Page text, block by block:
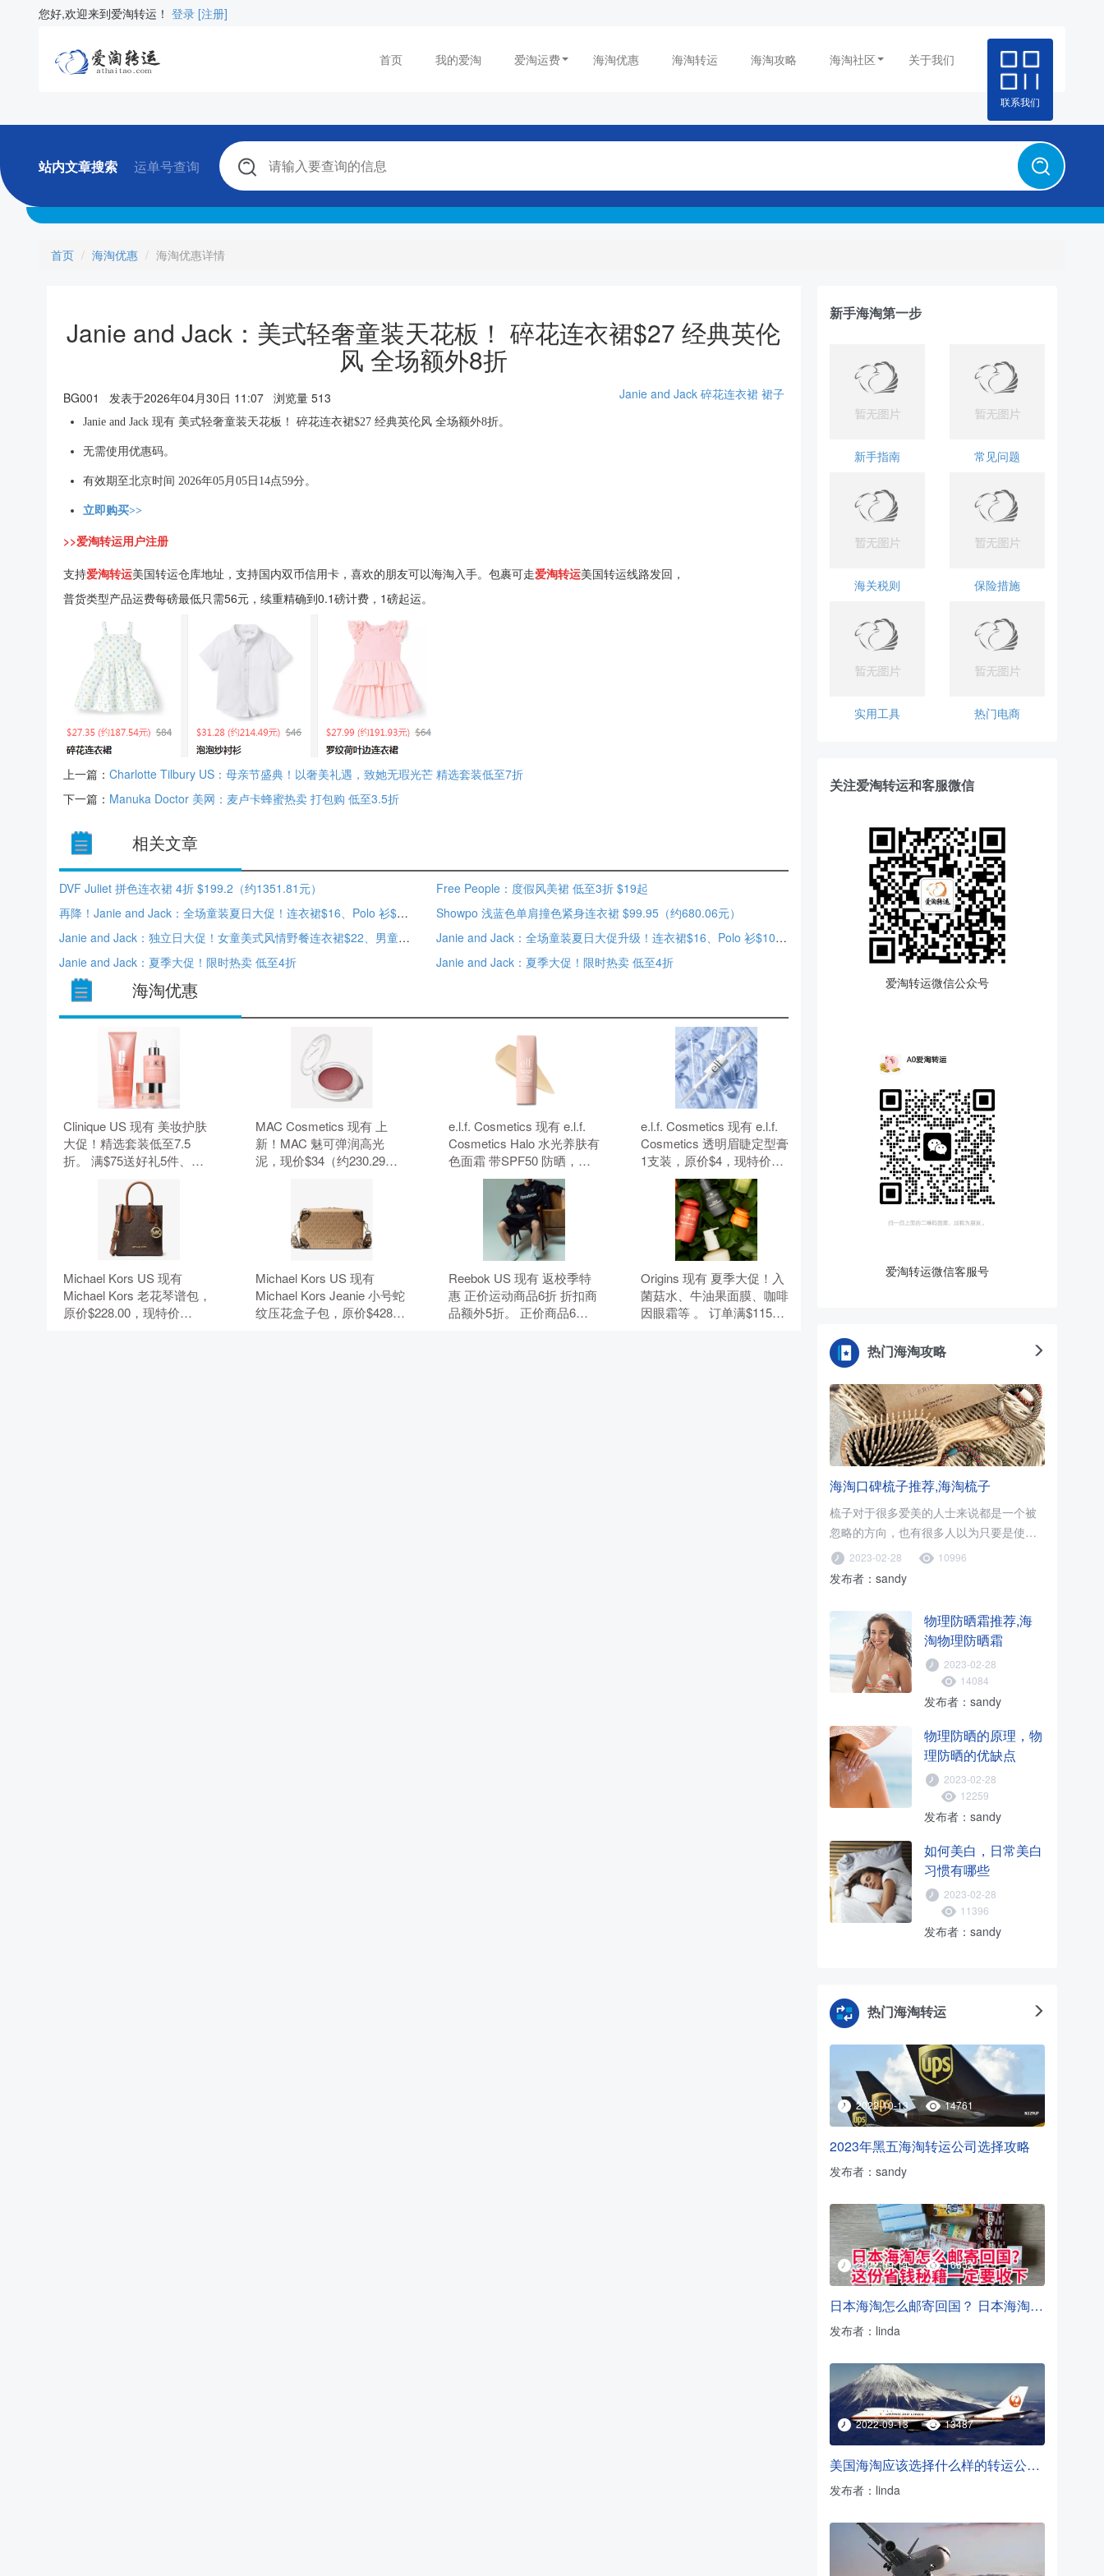
您好,欢迎来到爱淘转运！ 登录 [注册]
首页 我的爱淘 爱淘运费 海淘优惠 海淘转运 海淘攻略 海淘社区 关于我们
联系我们
站内文章搜索 运单号查询
首页 海淘优惠 海淘优惠详情
Janie and Jack：美式轻奢童装天花板！ 碎花连衣裙$27 经典英伦
风 全场额外8折
BG001 发表于2026年04月30日 11:07 浏览量 513 Janie and Jack 碎花连衣裙 裙子
Janie and Jack 现有 美式轻奢童装天花板！ 碎花连衣裙$27 经典英伦风 全场额外8折。
无需使用优惠码。
有效期至北京时间 2026年05月05日14点59分。
立即购买>>
>>爱淘转运用户注册
支持爱淘转运美国转运仓库地址，支持国内双币信用卡，喜欢的朋友可以海淘入手。包裹可走爱淘转运美国转运线路发回，
普货类型产品运费每磅最低只需56元，续重精确到0.1磅计费，1磅起运。
上一篇： Charlotte Tilbury US：母亲节盛典！以奢美礼遇，致她无瑕光芒 精选套装低至7折
下一篇： Manuka Doctor 美网：麦卢卡蜂蜜热卖 打包购 低至3.5折
相关文章
DVF Juliet 拼色连衣裙 4折 $199.2（约1351.81元）
Free People：度假风美裙 低至3折 $19起
再降！Janie and Jack：全场童装夏日大促！连衣裙$16、Polo 衫$11 额外8折
Showpo 浅蓝色单肩撞色紧身连衣裙 $99.95（约680.06元）
Janie and Jack：独立日大促！女童美式风情野餐连衣裙$22、男童海岸府绸衬衫$18 无门槛额外7折
Janie and Jack：全场童装夏日大促升级！连衣裙$16、Polo 衫$10 额外8折
Janie and Jack：夏季大促！限时热卖 低至4折
Janie and Jack：夏季大促！限时热卖 低至4折
海淘优惠
Clinique US 现有 美妆护肤
大促！精选套装低至7.5
折。 满$75送好礼5件、满
$95加送正装1件。 无需使
MAC Cosmetics 现有 上
新！MAC 魅可弹润高光
泥，现价$34（约230.29
e.l.f. Cosmetics 现有 e.l.f.
Cosmetics Halo 水光养肤有
色面霜 带SPF50 防晒，原
价$18，现特价$14（约
94.83元）。 无需使用优惠
e.l.f. Cosmetics 现有 e.l.f.
Cosmetics 透明眉睫定型膏
1支装，原价$4，现特价
$3（约20.32元）。 无需使
用优惠码。
Michael Kors US 现有
Michael Kors 老花琴谱包，
原价$228.00，现特价
Michael Kors US 现有
Michael Kors Jeanie 小号蛇
纹压花盒子包，原价$428，
Reebok US 现有 返校季特
惠 正价运动商品6折 折扣商
品额外5折。 正价商品6
Origins 现有 夏季大促！入
菌菇水、牛油果面膜、咖啡
因眼霜等 。 订单满$115赠5
新手海淘第一步
新手指南 常见问题
海关税则 保险措施
实用工具 热门电商
关注爱淘转运和客服微信
爱淘转运微信公众号
爱淘转运微信客服号
热门海淘攻略
海淘口碑梳子推荐,海淘梳子
梳子对于很多爱美的人士来说都是一个被
忽略的方向，也有很多人以为只要是使用
木梳就可以了，只要促进血液循环..
2023-02-28 10996
发布者：sandy
物理防晒霜推荐,海
淘物理防晒霜
2023-02-28
14084
发布者：sandy
物理防晒的原理，物
理防晒的优缺点
2023-02-28
12259
发布者：sandy
如何美白，日常美白
习惯有哪些
2023-02-28
11396
发布者：sandy
热门海淘转运
2022-10-13 14761
2023年黑五海淘转运公司选择攻略
发布者：sandy
2022-09-14 16653
日本海淘怎么邮寄回国？ 日本海淘转运方法
发布者：linda
2022-09-13 13487
美国海淘应该选择什么样的转运公司？
发布者：linda